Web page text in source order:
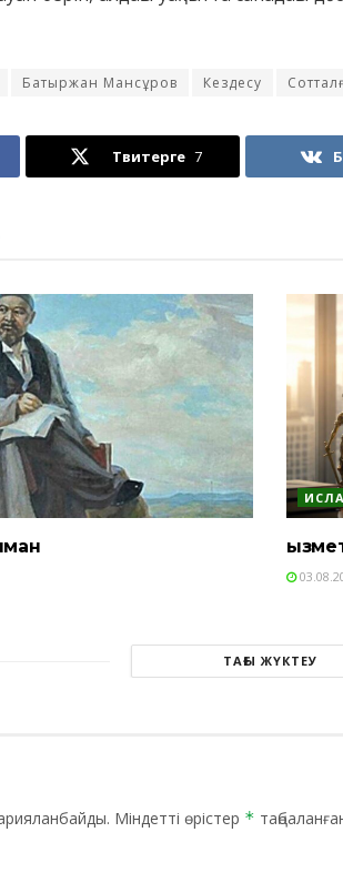
Батыржан Мансұров Кездесу
Твитерге 7
ТАҒЫ ЖҮКТЕУ
Міндетті өрістер *